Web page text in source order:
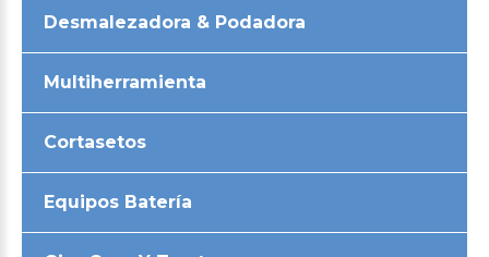
Desmalezadora & Podadora
Multiherramienta
Cortasetos
Equipos Batería